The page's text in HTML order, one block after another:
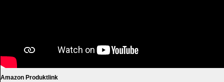
Amazon Produktlink